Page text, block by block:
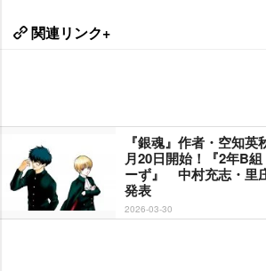
関連リンク+
『銀魂』作者・空知
月20日開始！『2年B
ーず』 中村充志・里
発表
2026-03-30